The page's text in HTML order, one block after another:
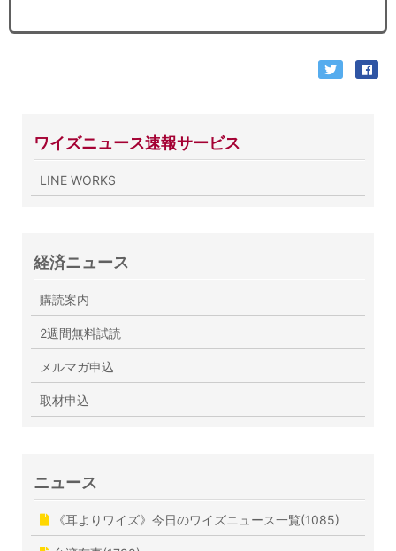
ワイズニュース速報サービス
LINE WORKS
経済ニュース
購読案内
2週間無料試読
メルマガ申込
取材申込
ニュース
《耳よりワイズ》今日のワイズニュース一覧(1085)